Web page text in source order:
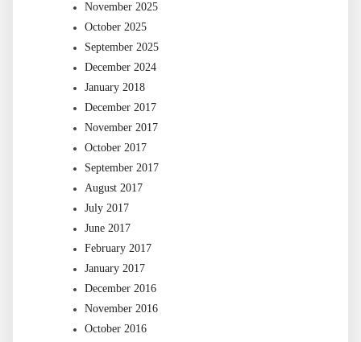
November 2025
October 2025
September 2025
December 2024
January 2018
December 2017
November 2017
October 2017
September 2017
August 2017
July 2017
June 2017
February 2017
January 2017
December 2016
November 2016
October 2016